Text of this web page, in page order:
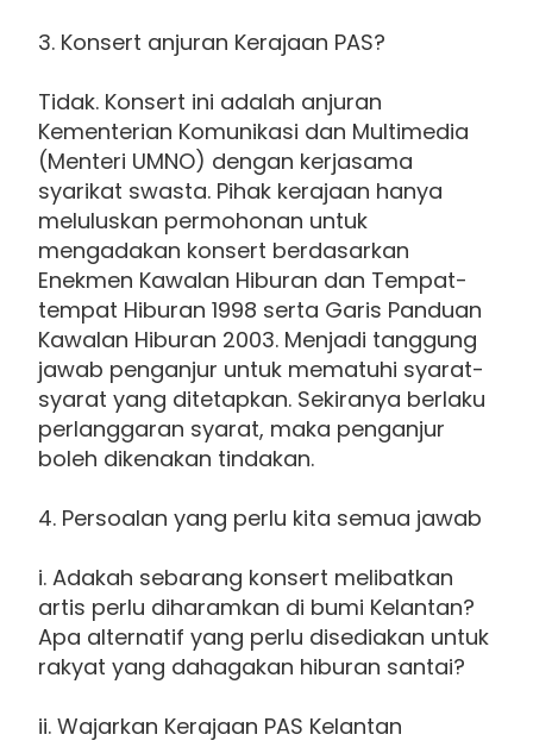
3. Konsert anjuran Kerajaan PAS?
Tidak. Konsert ini adalah anjuran
Kementerian Komunikasi dan Multimedia
(Menteri UMNO) dengan kerjasama
syarikat swasta. Pihak kerajaan hanya
meluluskan permohonan untuk
mengadakan konsert berdasarkan
Enekmen Kawalan Hiburan dan Tempat-
tempat Hiburan 1998 serta Garis Panduan
Kawalan Hiburan 2003. Menjadi tanggung
jawab penganjur untuk mematuhi syarat-
syarat yang ditetapkan. Sekiranya berlaku
perlanggaran syarat, maka penganjur
boleh dikenakan tindakan.
4. Persoalan yang perlu kita semua jawab
i. Adakah sebarang konsert melibatkan
artis perlu diharamkan di bumi Kelantan?
Apa alternatif yang perlu disediakan untuk
rakyat yang dahagakan hiburan santai?
ii. Wajarkan Kerajaan PAS Kelantan